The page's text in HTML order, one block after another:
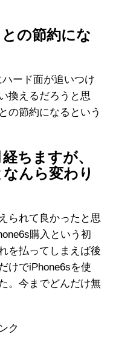
の節約にな
ード面が追いつけ
換えるだろうと思
の節約になるという
ちますが、
んら変わり
られて良かったと思
購入という初
を払ってしまえば後
けでiPhone6sを使
。今までどんだけ無
ク